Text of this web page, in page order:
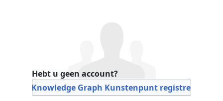
Hebt u geen account?
Bij Knowledge Graph Kunstenpunt registreren